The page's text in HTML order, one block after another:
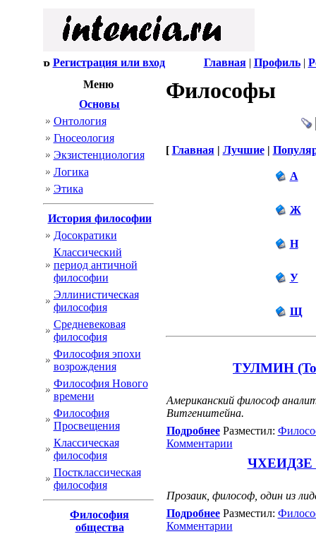
Регистрация или вход Главная| Профиль|
Меню
Основы
Онтология
Гносеология
Экзистенциология
Логика
Этика
История философии
Досократики
Классический
период античной
философии
Эллинистическая
философия
Cредневековая
философия
Философия эпохи
возрождения
Философия Нового
времени
Философия
Просвещения
Классическая
философия
Постклассическая
философия
Философия
общества
Философы
[ Главная| Лучшие|
А
Ж
Н
У
Щ
ТУЛМИН
Американский философ
Витгенштейна.
ПодробнееРазместил:
Комментарии
ЧХЕИДЗЕ
Прозаик, философ, один из
ПодробнееРазместил:
Комментарии